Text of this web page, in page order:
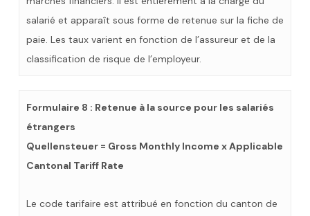
salarié et apparaît sous forme de retenue sur la fiche de
paie. Les taux varient en fonction de l’assureur et de la
classification de risque de l’employeur.
Formulaire 8 : Retenue à la source pour les salariés
étrangers
Quellensteuer = Gross Monthly Income x Applicable
Cantonal Tariff Rate
Le code tarifaire est attribué en fonction du canton de